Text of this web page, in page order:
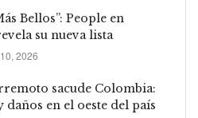
Bellos”: People en
su nueva lista
2026
sacude Colombia:
daños en el oeste del país